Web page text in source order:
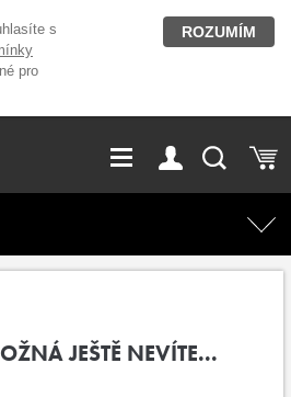
s
pro
ROZUMÍM
Kontakt
Fitness vybavení
JEŠTĚ NEVÍTE...